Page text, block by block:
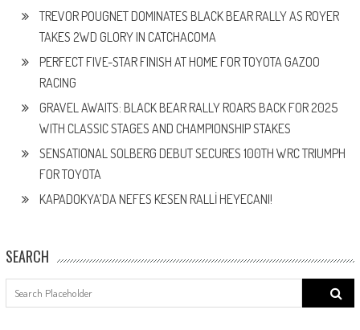
TREVOR POUGNET DOMINATES BLACK BEAR RALLY AS ROYER
TAKES 2WD GLORY IN CATCHACOMA
PERFECT FIVE-STAR FINISH AT HOME FOR TOYOTA GAZOO
RACING
GRAVEL AWAITS: BLACK BEAR RALLY ROARS BACK FOR 2025
WITH CLASSIC STAGES AND CHAMPIONSHIP STAKES
SENSATIONAL SOLBERG DEBUT SECURES 100TH WRC TRIUMPH
FOR TOYOTA
KAPADOKYA’DA NEFES KESEN RALLİ HEYECANI!
SEARCH
Search
for: